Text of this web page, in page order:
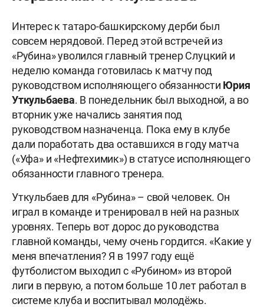
Интерес к татаро-башкирскому дерби был
совсем нерядовой. Перед этой встречей из
«Рубина» уволился главный тренер Слуцкий и
неделю команда готовилась к матчу под
руководством исполняющего обязанности Юрия
Уткульбаева. В понедельник был выходной, а во
вторник уже начались занятия под
руководством назначенца. Пока ему в клубе
дали поработать два оставшихся в году матча
(«Уфа» и «Нефтехимик») в статусе исполняющего
обязанности главного тренера.
Уткульбаев для «Рубина» – свой человек. Он
играл в команде и тренировал в ней на разных
уровнях. Теперь вот дорос до руководства
главной команды, чему очень гордится. «Какие у
меня впечатления? Я в 1997 году ещё
футболистом выходил с «Рубином» из второй
лиги в первую, а потом больше 10 лет работал в
системе клуба и воспитывал молодёжь.